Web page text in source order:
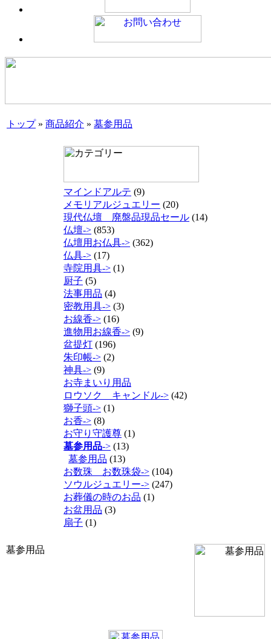
トップ» 商品紹介 » 墓参用品
マインドアルテ (9)
メモリアルジュエリー (20)
現代仏壇 廃盤品現品セール (14)
仏壇-> (853)
仏壇用お仏具-> (362)
仏具-> (17)
寺院用具-> (1)
厨子 (5)
法事用品 (4)
密教用具-> (3)
お線香-> (16)
進物用お線香-> (9)
盆提灯 (196)
朱印帳-> (2)
神具-> (9)
お寺まいり用品
ロウソク キャンドル-> (42)
獅子頭-> (1)
お香-> (8)
お守り守護尊 (1)
墓参用品-> (13)
墓参用品 (13)
お数珠 お数珠袋-> (104)
ソウルジュエリー-> (247)
お葬儀の時のお品 (1)
お盆用品 (3)
扇子 (1)
墓参用品